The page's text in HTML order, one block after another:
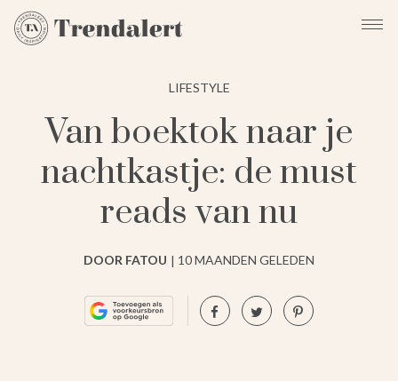
LIFESTYLE
Van boektok naar je
nachtkastje: de must
reads van nu
DOOR FATOU 10 MAANDEN GELEDEN